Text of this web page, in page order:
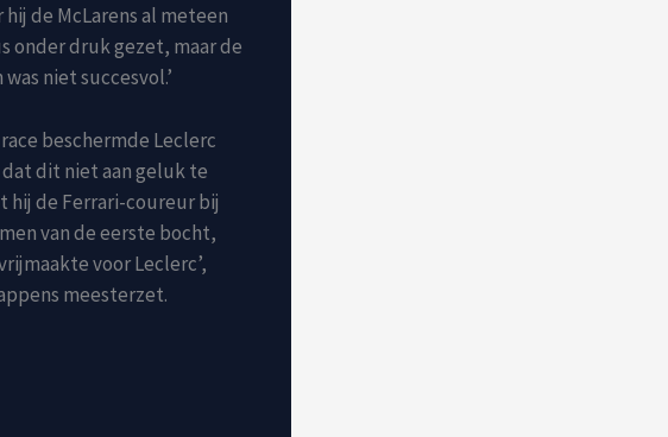
de McLarens al meteen
onder druk gezet, maar de
niet succesvol.’
beschermde Leclerc
dit niet aan geluk te
hij de Ferrari-coureur bij
van de eerste bocht,
voor Leclerc’,
meesterzet.